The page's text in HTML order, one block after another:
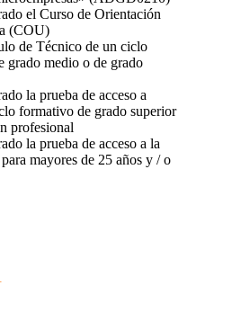
el Curso de Orientación
(COU)
de Técnico de un ciclo
grado medio o de grado
la prueba de acceso a
formativo de grado superior
profesional
la prueba de acceso a la
mayores de 25 años y / o